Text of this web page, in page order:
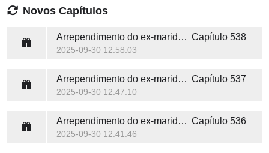
Novos Capítulos
Arrependimento do ex-marido (Victoria e Alexander) Capítulo 538
2025-09-30 12:58:03
Arrependimento do ex-marido (Victoria e Alexander) Capítulo 537
2025-09-30 12:47:10
Arrependimento do ex-marido (Victoria e Alexander) Capítulo 536
2025-09-30 12:41:46